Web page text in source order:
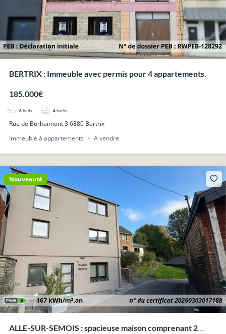
BERTRIX : Immeuble avec permis pour 4 appartements.
185.000€
8 beds 4 baths
Rue de Burhaimont 3 6880 Bertrix
Immeuble à appartements
A vendre
Nouveauté
ALLE-SUR-SEMOIS : spacieuse maison comprenant 2